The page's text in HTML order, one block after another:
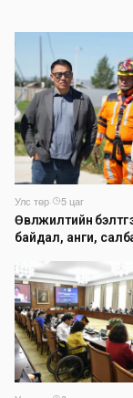
Улс төр·
5 цаг
Өвөлжилтийн
байдал, анги,